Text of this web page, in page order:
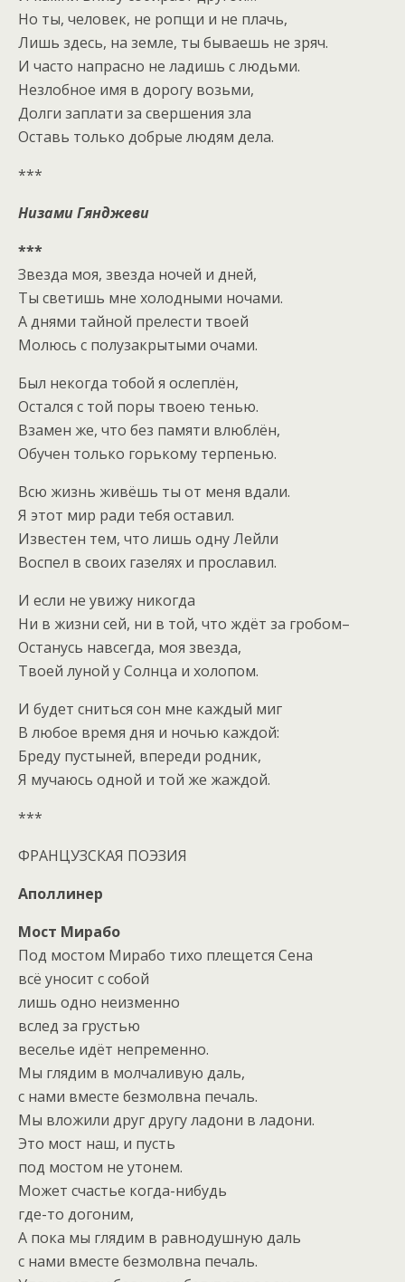
Но ты, человек, не ропщи и не плачь,
Лишь здесь, на земле, ты бываешь не зряч.
И часто напрасно не ладишь с людьми.
Незлобное имя в дорогу возьми,
Долги заплати за свершения зла
Оставь только добрые людям дела.
***
Низами Гянджеви
***
Звезда моя, звезда ночей и дней,
Ты светишь мне холодными ночами.
А днями тайной прелести твоей
Молюсь с полузакрытыми очами.
Был некогда тобой я ослеплён,
Остался с той поры твоею тенью.
Взамен же, что без памяти влюблён,
Обучен только горькому терпенью.
Всю жизнь живёшь ты от меня вдали.
Я этот мир ради тебя оставил.
Известен тем, что лишь одну Лейли
Воспел в своих газелях и прославил.
И если не увижу никогда
Ни в жизни сей, ни в той, что ждёт за гробом–
Останусь навсегда, моя звезда,
Твоей луной у Солнца и холопом.
И будет сниться сон мне каждый миг
В любое время дня и ночью каждой:
Бреду пустыней, впереди родник,
Я мучаюсь одной и той же жаждой.
***
ФРАНЦУЗСКАЯ ПОЭЗИЯ
Аполлинер
Мост Мирабо
Под мостом Мирабо тихо плещется Сена
всё уносит с собой
лишь одно неизменно
вслед за грустью
веселье идёт непременно.
Мы глядим в молчаливую даль,
с нами вместе безмолвна печаль.
Мы вложили друг другу ладони в ладони.
Это мост наш, и пусть
под мостом не утонем.
Может счастье когда-нибудь
где-то догоним,
А пока мы глядим в равнодушную даль
с нами вместе безмолвна печаль.